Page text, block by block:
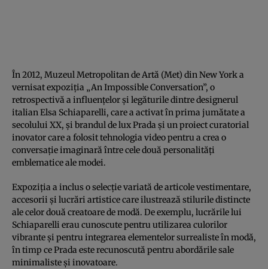
În 2012, Muzeul Metropolitan de Artă (Met) din New York a
vernisat expoziția „An Impossible Conversation”, o
retrospectivă a influențelor și legăturile dintre designerul
italian Elsa Schiaparelli, care a activat în prima jumătate a
secolului XX, și brandul de lux Prada și un proiect curatorial
inovator care a folosit tehnologia video pentru a crea o
conversație imaginară între cele două personalități
emblematice ale modei.
Expoziția a inclus o selecție variată de articole vestimentare,
accesorii și lucrări artistice care ilustrează stilurile distincte
ale celor două creatoare de modă. De exemplu, lucrările lui
Schiaparelli erau cunoscute pentru utilizarea culorilor
vibrante și pentru integrarea elementelor surrealiste în modă,
în timp ce Prada este recunoscută pentru abordările sale
minimaliste și inovatoare.